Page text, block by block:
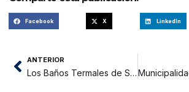
Facebook X LinkedIn
ANTERIOR
Los Baños Termales de San Mateo y Baños Sulfurosos pueden ser visitados